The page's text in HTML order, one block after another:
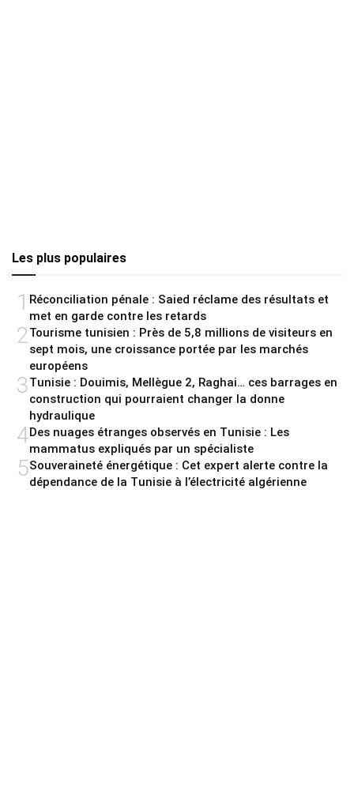
Les plus populaires
1 Réconciliation pénale : Saied réclame des résultats et
met en garde contre les retards
2Tourisme tunisien : Près de 5,8 millions de visiteurs en
sept mois, une croissance portée par les marchés
européens
3Tunisie : Douimis, Mellègue 2, Raghai… ces barrages en
construction qui pourraient changer la donne
hydraulique
4Des nuages étranges observés en Tunisie : Les
mammatus expliqués par un spécialiste
5Souveraineté énergétique : Cet expert alerte contre la
dépendance de la Tunisie à l’électricité algérienne